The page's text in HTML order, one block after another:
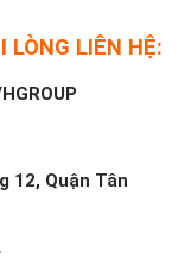
LÒNG LIÊN HỆ:
12, Quận Tân